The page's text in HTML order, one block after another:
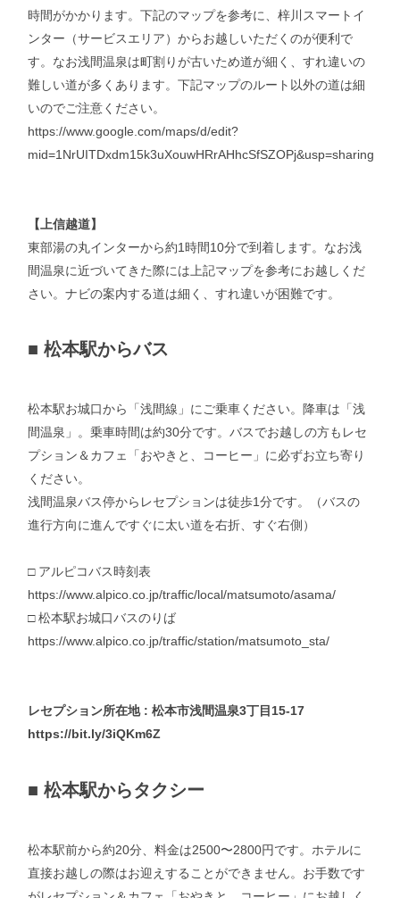
時間がかかります。下記のマップを参考に、梓川スマートイ
ンター（サービスエリア）からお越しいただくのが便利で
す。なお浅間温泉は町割りが古いため道が細く、すれ違いの
難しい道が多くあります。下記マップのルート以外の道は細
いのでご注意ください。
https://www.google.com/maps/d/edit?
mid=1NrUITDxdm15k3uXouwHRrAHhcSfSZOPj&usp=sharing
【上信越道】
東部湯の丸インターから約1時間10分で到着します。なお浅
間温泉に近づいてきた際には上記マップを参考にお越しくだ
さい。ナビの案内する道は細く、すれ違いが困難です。
■松本駅からバス
松本駅お城口から「浅間線」にご乗車ください。降車は「浅
間温泉」。乗車時間は約30分です。バスでお越しの方もレセ
プション＆カフェ「おやきと、コーヒー」に必ずお立ち寄り
ください。
浅間温泉バス停からレセプションは徒歩1分です。（バスの
進行方向に進んですぐに太い道を右折、すぐ右側）
□ アルピコバス時刻表
https://www.alpico.co.jp/traffic/local/matsumoto/asama/
□ 松本駅お城口バスのりば
https://www.alpico.co.jp/traffic/station/matsumoto_sta/
レセプション所在地 : 松本市浅間温泉3丁目15-17
https://bit.ly/3iQKm6Z
■松本駅からタクシー
松本駅前から約20分、料金は2500〜2800円です。ホテルに
直接お越しの際はお迎えすることができません。お手数です